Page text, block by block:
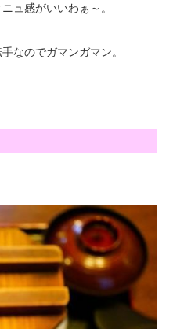
ュ感がいいわぁ～。
なのでガマンガマン。